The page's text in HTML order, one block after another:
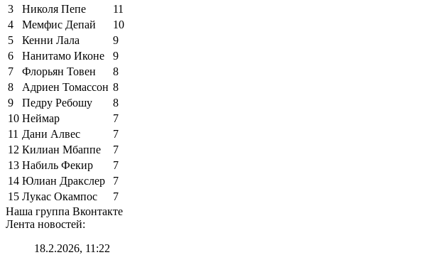
3
Николя Пепе
11
4
Мемфис Депай
10
5
Кенни Лала
9
6
Нанитамо Иконе
9
7
Флорьян Товен
8
8
Адриен Томассон 8
9
Педру Ребошу
8
10 Неймар
7
11 Дани Алвес
7
12 Килиан Мбаппе
7
13 Набиль Фекир
7
14 Юлиан Дракслер
7
15 Лукас Окампос
7
Наша группа Вконтакте
Лента новостей:
18.2.2026, 11:22